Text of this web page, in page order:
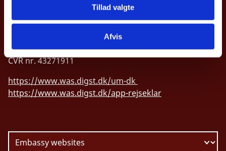
Tillad valgte
Afvis
Asiatisk Plads 2
CVR nr. 43271911
https://www.was.digst.dk/um-dk
https://www.was.digst.dk/app-rejseklar